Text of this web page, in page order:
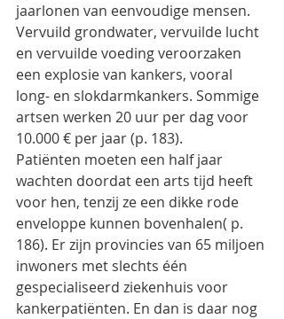
jaarlonen van eenvoudige mensen.
Vervuild grondwater, vervuilde lucht
en vervuilde voeding veroorzaken
een explosie van kankers, vooral
long- en slokdarmkankers. Sommige
artsen werken 20 uur per dag voor
10.000 € per jaar (p. 183).
Patiënten moeten een half jaar
wachten doordat een arts tijd heeft
voor hen, tenzij ze een dikke rode
enveloppe kunnen bovenhalen( p.
186). Er zijn provincies van 65 miljoen
inwoners met slechts één
gespecialiseerd ziekenhuis voor
kankerpatiënten. En dan is daar nog